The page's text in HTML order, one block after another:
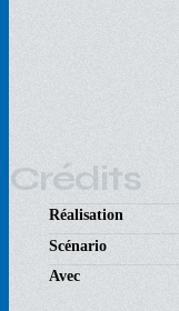
Crédits
Réalisation
Scénario
Avec